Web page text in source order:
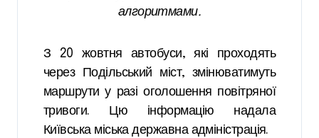
алгоритмами.
З 20 жовтня автобуси, які проходять
через Подільський міст, змінюватимуть
маршрути у разі оголошення повітряної
тривоги. Цю інформацію надала
Київська міська державна адміністрація.